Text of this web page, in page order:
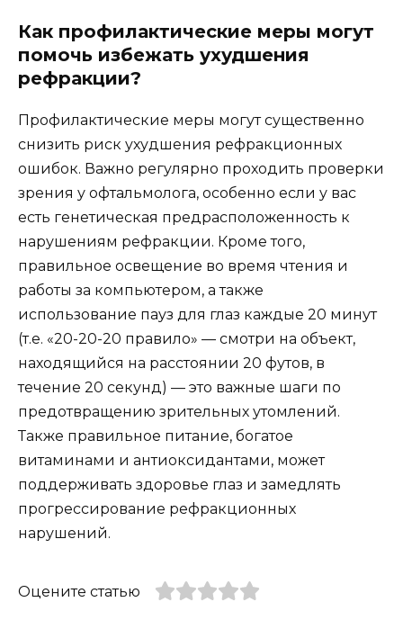
Как профилактические меры могут
помочь избежать ухудшения
рефракции?
Профилактические меры могут существенно
снизить риск ухудшения рефракционных
ошибок. Важно регулярно проходить проверки
зрения у офтальмолога, особенно если у вас
есть генетическая предрасположенность к
нарушениям рефракции. Кроме того,
правильное освещение во время чтения и
работы за компьютером, а также
использование пауз для глаз каждые 20 минут
(т.е. «20-20-20 правило» — смотри на объект,
находящийся на расстоянии 20 футов, в
течение 20 секунд) — это важные шаги по
предотвращению зрительных утомлений.
Также правильное питание, богатое
витаминами и антиоксидантами, может
поддерживать здоровье глаз и замедлять
прогрессирование рефракционных
нарушений.
Оцените статью